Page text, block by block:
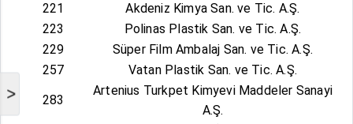
>
221
Akdeniz Kimya San. ve Tic. A.Ş.
223
Polinas Plastik San. ve Tic. A.Ş.
229
Süper Film Ambalaj San. ve Tic. A.Ş.
257
Vatan Plastik San. ve Tic. A.Ş.
283
Artenius Turkpet Kimyevi Maddeler Sanayi
A.Ş.